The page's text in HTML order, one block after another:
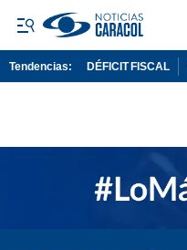
Tendencias: DÉFICIT FISCAL